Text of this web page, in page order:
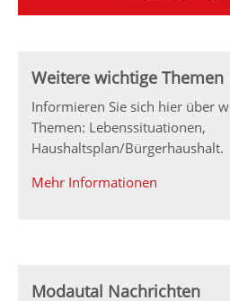
Weitere wichtige Themen
Informieren Sie sich hier über
Themen: Lebenssituationen,
Haushaltsplan/Bürgerhaushalt.
Mehr Informationen
Modautal Nachrichten